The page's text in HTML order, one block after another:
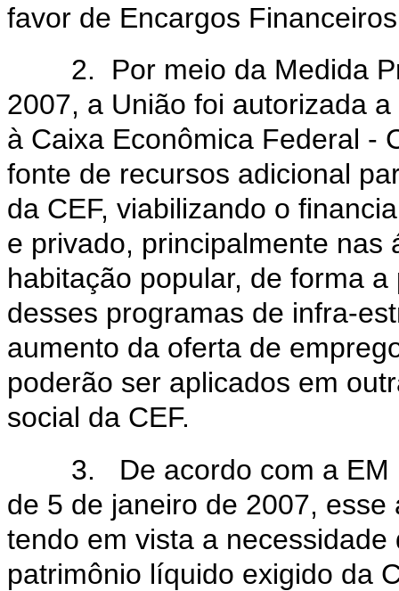
favor de Encargos
2. Por meio da Medida
2007, a União foi autorizada
à Caixa Econômica Federal -
fonte de recursos adicional
da CEF, viabilizando o
e privado, principalmente nas
habitação popular, de forma
desses programas de infra-
aumento da oferta de
poderão ser aplicados em
social da CEF.
3. De acordo com a EM
de 5 de janeiro de 2007,
tendo em vista a
patrimônio líquido exigido da